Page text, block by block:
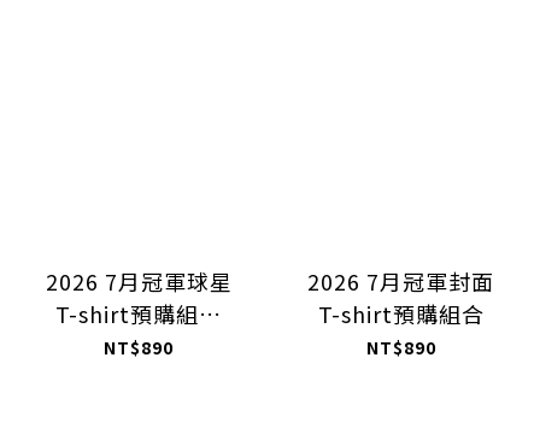
2026 7月冠軍球星
T-shirt預購組合
（共三款）
NT$890
2026 7月冠軍封面
T-shirt預購組合
NT$890